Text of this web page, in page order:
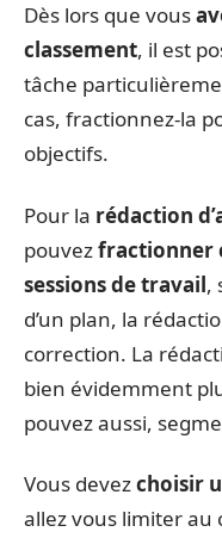
Dès lors que vous
classement, il est
tâche
cas, fractionnez-la
objectifs.
Pour la rédaction
pouvezfractionner
sessions de travail,
d’un plan, la
correction. La
bien évidemment
pouvez aussi,
Vous devezchoisir
allez vous limiter au